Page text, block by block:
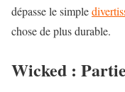
dépasse le simple
chose de plus durable.
Wicked :